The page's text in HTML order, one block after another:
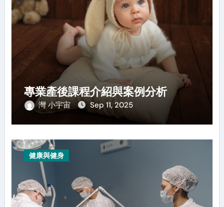
專業產後課程介紹與案例分析
灣 小宇宙 Sep 11, 2025
健康與健身